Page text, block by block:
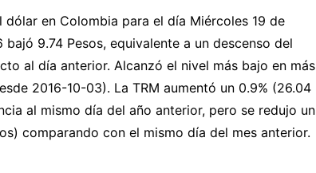
dólar en Colombia para el día Miércoles 19 de
bajó 9.74 Pesos, equivalente a un descenso del
al día anterior. Alcanzó el nivel más bajo en más
2016-10-03). La TRM aumentó un 0.9% (26.04
al mismo día del año anterior, pero se redujo un
comparando con el mismo día del mes anterior.